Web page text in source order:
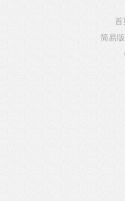
首
简易版